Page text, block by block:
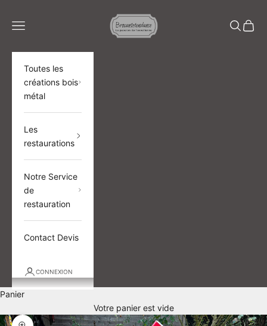
BROCANTETENDANCE
Menu
Panier
Toutes les
créations bois
métal
Les
restaurations
Notre Service
de
restauration
Contact Devis
CONNEXION
Panier
Votre panier est vide